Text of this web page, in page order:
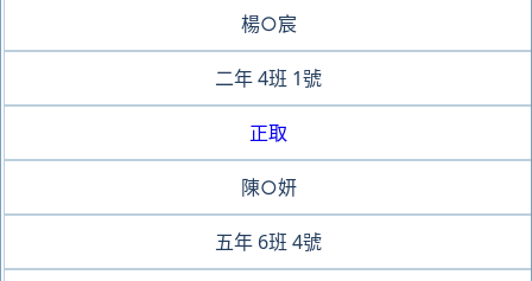
楊○宸
二年4班 1號
正取
陳○妍
五年 6班 4號